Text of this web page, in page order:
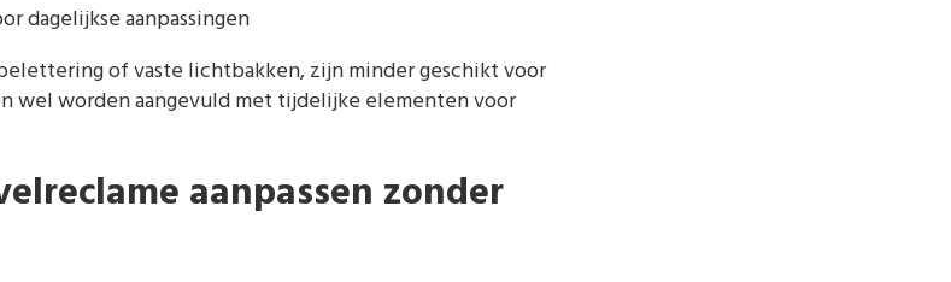
dagelijkse aanpassingen
of vaste lichtbakken, zijn minder geschikt voor
wel worden aangevuld met tijdelijke elementen voor
aanpassen zonder